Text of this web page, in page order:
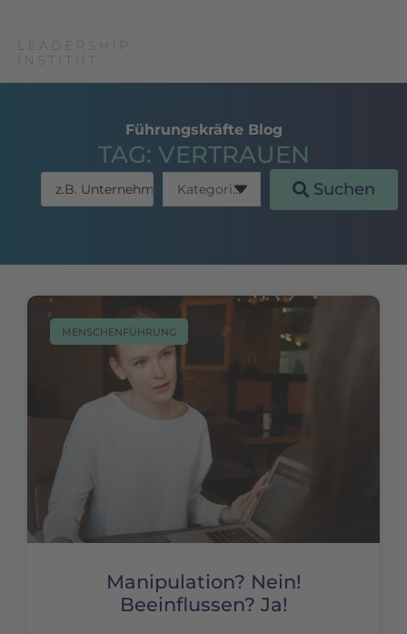
Führungskräfte Blog
TAG: VERTRAUEN
Suchen
MENSCHENFÜHRUNG
Manipulation? Nein!
Beeinflussen? Ja!